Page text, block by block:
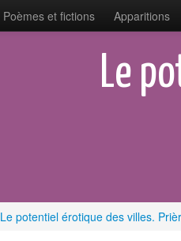
Poèmes et fictions Apparitions
Le
Le potentiel érotique des villes.